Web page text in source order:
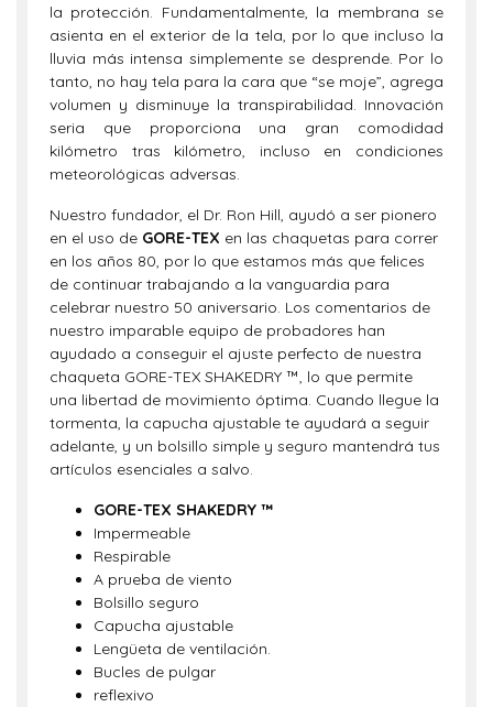
la protección. Fundamentalmente, la membrana se
asienta en el exterior de la tela, por lo que incluso la
lluvia más intensa simplemente se desprende. Por lo
tanto, no hay tela para la cara que “se moje”, agrega
volumen y disminuye la transpirabilidad. Innovación
seria que proporciona una gran comodidad
kilómetro tras kilómetro, incluso en condiciones
meteorológicas adversas.
Nuestro fundador, el Dr. Ron Hill , ayudó a ser pionero
en el uso de GORE-TEX en las chaquetas para correr
en los años 80, por lo que estamos más que felices
de continuar trabajando a la vanguardia para
celebrar nuestro 50 aniversario. Los comentarios de
nuestro imparable equipo de probadores han
ayudado a conseguir el ajuste perfecto de nuestra
chaqueta GORE-TEX SHAKEDRY ™, lo que permite
una libertad de movimiento óptima. Cuando llegue la
tormenta, la capucha ajustable te ayudará a seguir
adelante, y un bolsillo simple y seguro mantendrá tus
artículos esenciales a salvo.
GORE-TEX SHAKEDRY ™
Impermeable
Respirable
A prueba de viento
Bolsillo seguro
Capucha ajustable
Lengüeta de ventilación.
Bucles de pulgar
reflexivo